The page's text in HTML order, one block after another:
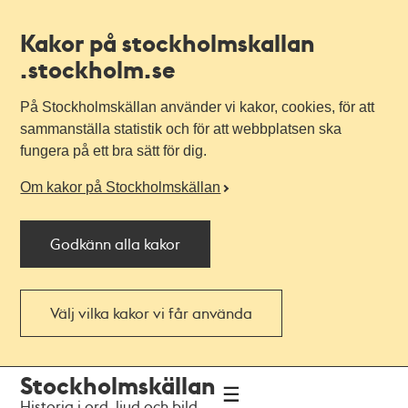
Kakor på stockholmskallan
.stockholm.se
På Stockholmskällan använder vi kakor, cookies, för att
sammanställa statistik och för att webbplatsen ska
fungera på ett bra sätt för dig.
Om kakor på Stockholmskällan
Godkänn alla kakor
Välj vilka kakor vi får använda
navigationen
huvudinnehållet
Stockholmskällan